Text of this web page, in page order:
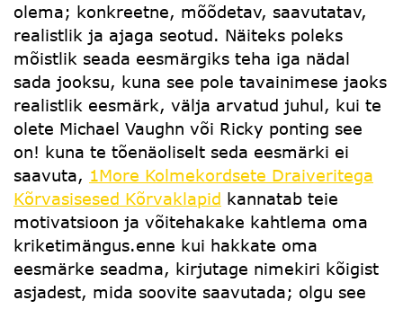
olema; konkreetne, mõõdetav, saavutatav,
realistlik ja ajaga seotud. Näiteks poleks
mõistlik seada eesmärgiks teha iga nädal
sada jooksu, kuna see pole tavainimese jaoks
realistlik eesmärk, välja arvatud juhul, kui te
olete Michael Vaughn või Ricky ponting see
on! kuna te tõenäoliselt seda eesmärki ei
saavuta, 1More Kolmekordsete Draiveritega
Kõrvasisesed Kõrvaklapid kannatab teie
motivatsioon ja võitehakake kahtlema oma
kriketimängus.enne kui hakkate oma
eesmärke seadma, kirjutage nimekiri kõigist
asjadest, mida soovite saavutada; olgu see